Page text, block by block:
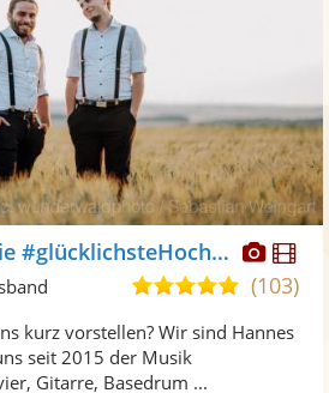
Fotos
Zwischenspiel - die #glücklichsteHochzeitsband
5,0
5
(103)
kurz vorstellen? Wir sind Hannes
seit 2015 der Musik
Gitarre, Basedrum ...